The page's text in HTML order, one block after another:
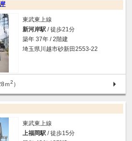
東武東上線
新河岸駅 / 徒歩21分
築年 37年 / 2階建
埼玉県川越市砂新田2553-22
ｍ2 ）
東武東上線
上福岡駅 / 徒歩15分